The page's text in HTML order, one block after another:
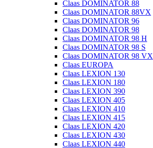
Claas DOMINATOR 88
Claas DOMINATOR 88VX
Claas DOMINATOR 96
Claas DOMINATOR 98
Claas DOMINATOR 98 H
Claas DOMINATOR 98 S
Claas DOMINATOR 98 VX
Claas EUROPA
Claas LEXION 130
Claas LEXION 180
Claas LEXION 390
Claas LEXION 405
Claas LEXION 410
Claas LEXION 415
Claas LEXION 420
Claas LEXION 430
Claas LEXION 440